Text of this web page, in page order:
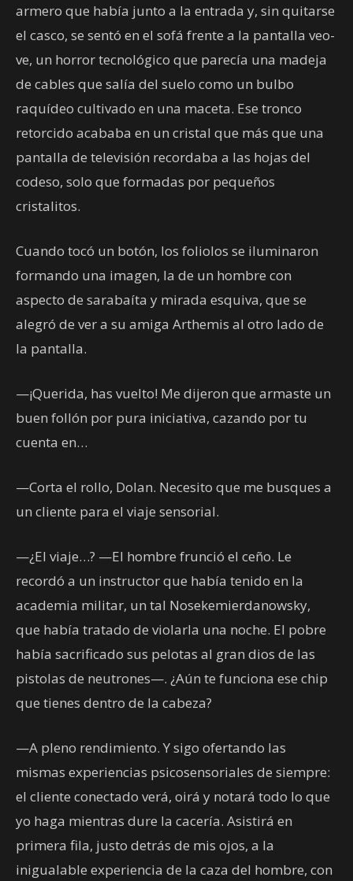
armero que había junto a la entrada y, sin quitarse
el casco, se sentó en el sofá frente a la pantalla veo-
ve, un horror tecnológico que parecía una madeja
de cables que salía del suelo como un bulbo
raquídeo cultivado en una maceta. Ese tronco
retorcido acababa en un cristal que más que una
pantalla de televisión recordaba a las hojas del
codeso, solo que formadas por pequeños
cristalitos.
Cuando tocó un botón, los foliolos se iluminaron
formando una imagen, la de un hombre con
aspecto de sarabaíta y mirada esquiva, que se
alegró de ver a su amiga Arthemis al otro lado de
la pantalla.
—¡Querida, has vuelto! Me dijeron que armaste un
buen follón por pura iniciativa, cazando por tu
cuenta en…
—Corta el rollo, Dolan. Necesito que me busques a
un cliente para el viaje sensorial.
—¿El viaje…? —El hombre frunció el ceño. Le
recordó a un instructor que había tenido en la
academia militar, un tal Nosekemierdanowsky,
que había tratado de violarla una noche. El pobre
había sacrificado sus pelotas al gran dios de las
pistolas de neutrones—. ¿Aún te funciona ese chip
que tienes dentro de la cabeza?
—A pleno rendimiento. Y sigo ofertando las
mismas experiencias psicosensoriales de siempre:
el cliente conectado verá, oirá y notará todo lo que
yo haga mientras dure la cacería. Asistirá en
primera fila, justo detrás de mis ojos, a la
inigualable experiencia de la caza del hombre, con